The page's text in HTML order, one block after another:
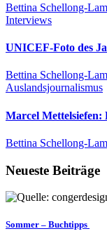
Bettina Schellong-
Interviews
UNICEF-Foto des
Bettina Schellong-
Auslandsjournalismus
Marcel Mettelsiefen:
Bettina Schellong-
Neueste Beiträge
Sommer – Buchtipps